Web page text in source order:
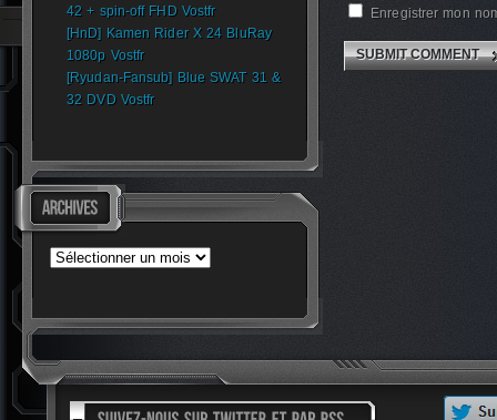
42 + spin-off FHD Vostfr
[HnD] Kamen Rider X 24 BluRay
1080p Vostfr
[Ryudan-Fansub] Blue SWAT 31 &
32 DVD Vostfr
Archives
Enregistrer mon